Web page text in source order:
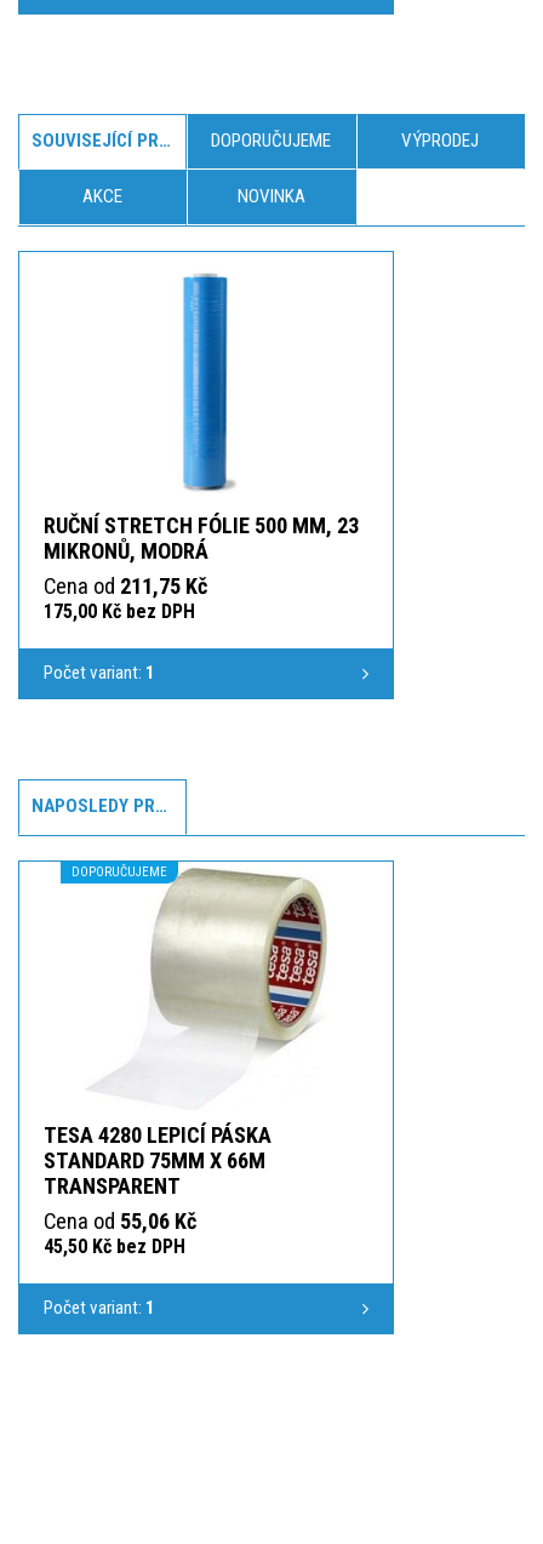
SOUVISEJÍCÍ PRODUKTY DOPORUČUJEME VÝPRODEJ
AKCE NOVINKA
RUČNÍ STRETCH FÓLIE 500 MM, 23
MIKRONŮ, MODRÁ
Cena od 211,75 Kč
175,00 Kč bez DPH
Počet variant: 1
NAPOSLEDY PROHLÍŽENÉ
DOPORUČUJEME
TESA 4280 LEPICÍ PÁSKA
STANDARD 75MM X 66M
TRANSPARENT
Cena od 55,06 Kč
45,50 Kč bez DPH
Počet variant: 1